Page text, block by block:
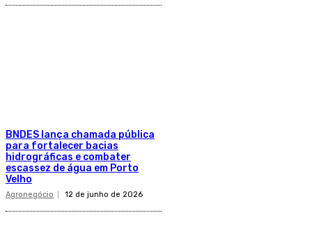
BNDES lança chamada pública
para fortalecer bacias
hidrográficas e combater
escassez de água em Porto
Velho
Agronegócio 12 de junho de 2026